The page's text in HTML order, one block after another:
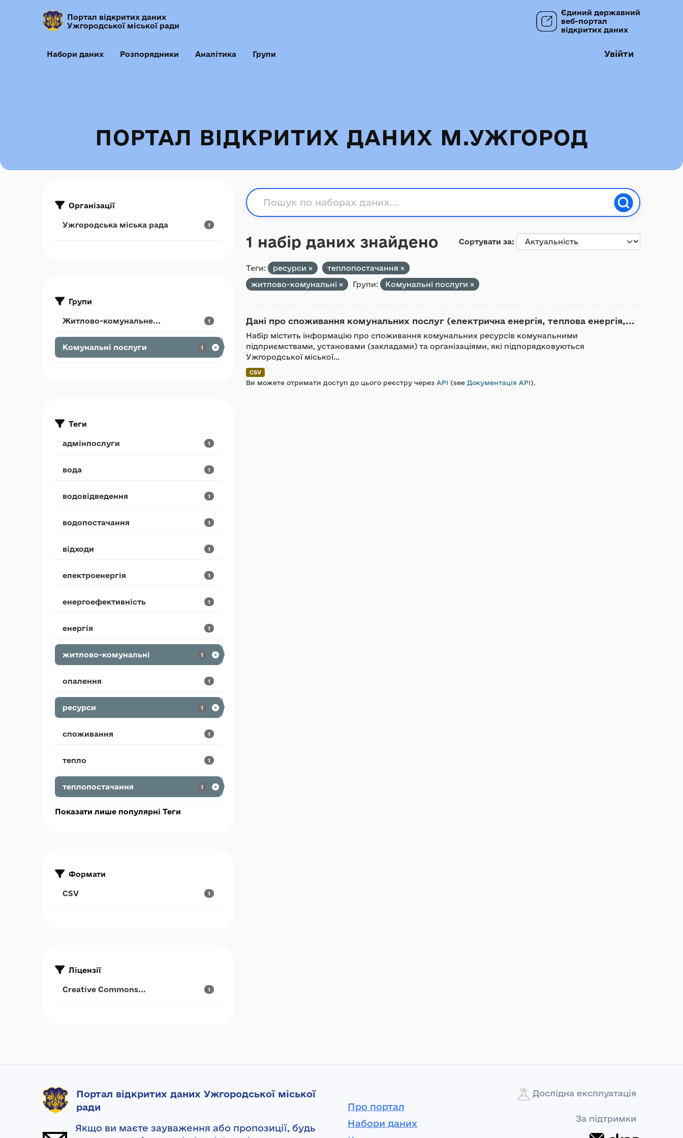
Портал відкритих даних
Ужгородської міської ради
Єдиний державний
веб-портал
відкритих даних
Набори даних Розпорядники Аналітика Групи Увійти
ПОРТАЛ ВІДКРИТИХ ДАНИХ М.УЖГОРОД
Організації
Ужгородська міська рада 1
Групи
Житлово-комунальне... 1
Комунальні послуги 1
Теги
адмінпослуги 1
вода 1
водовідведення 1
водопостачання 1
відходи 1
електроенергія 1
енергоефективність 1
енергія 1
житлово-комунальні 1
опалення 1
ресурси 1
споживання 1
тепло 1
теплопостачання 1
Показати лише популярні Теги
Формати
CSV 1
Ліцензії
Creative Commons... 1
Сортувати за
1 набір даних знайдено
Теги: ресурси
теплопостачання
житлово-комунальні
Групи: Комунальні послуги
Дані про споживання комунальних послуг (електрична енергія, теплова енергія,...
Набір містить інформацію про споживання комунальних ресурсів комунальними
підприємствами, установами (закладами) та організаціями, які підпорядковуються
Ужгородської міської...
CSV
Ви можете отримати доступ до цього реєстру через API (see Документація API).
Портал відкритих даних Ужгородської міської
ради
Якщо ви маєте зауваження або пропозиції, будь
Про портал
Набори даних
Дослідна експлуатація
За підтримки